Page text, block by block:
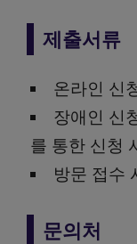
제출서류
온라인 신
장애인 신
를 통한 신청
방문 접수
문의처